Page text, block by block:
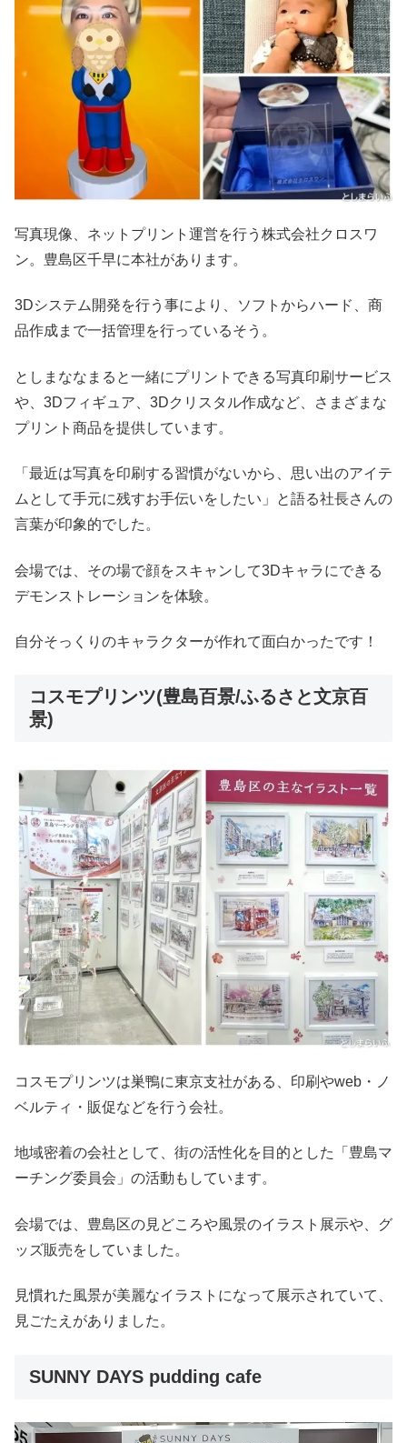
写真現像、ネットプリント運営を行う株式会社クロスワ
ン。豊島区千早に本社があります。
3Dシステム開発を行う事により、ソフトからハード、商
品作成まで一括管理を行っているそう。
としまななまると一緒にプリントできる写真印刷サービス
や、3Dフィギュア、3Dクリスタル作成など、さまざまな
プリント商品を提供しています。
「最近は写真を印刷する習慣がないから、思い出のアイテ
ムとして手元に残すお手伝いをしたい」と語る社長さんの
言葉が印象的でした。
会場では、その場で顔をスキャンして3Dキャラにできる
デモンストレーションを体験。
自分そっくりのキャラクターが作れて面白かったです！
コスモプリンツ(豊島百景/ふるさと文京百
景)
コスモプリンツは巣鴨に東京支社がある、印刷やweb・ノ
ベルティ・販促などを行う会社。
地域密着の会社として、街の活性化を目的とした「豊島マ
ーチング委員会」の活動もしています。
会場では、豊島区の見どころや風景のイラスト展示や、グ
ッズ販売をしていました。
見慣れた風景が美麗なイラストになって展示されていて、
見ごたえがありました。
SUNNY DAYS pudding cafe